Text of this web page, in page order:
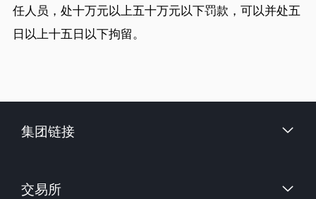
任人员，处十万元以上五十万元以下罚款，可以并处五
日以上十五日以下拘留。
集团链接
交易所